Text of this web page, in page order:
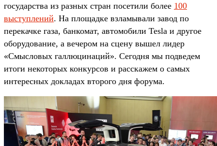
государства из разных стран посетили более 100
выступлений. На площадке взламывали завод по
перекачке газа, банкомат, автомобили Tesla и другое
оборудование, а вечером на сцену вышел лидер
«Смысловых галлюцинаций». Сегодня мы подведем
итоги некоторых конкурсов и расскажем о самых
интересных докладах второго дня форума.